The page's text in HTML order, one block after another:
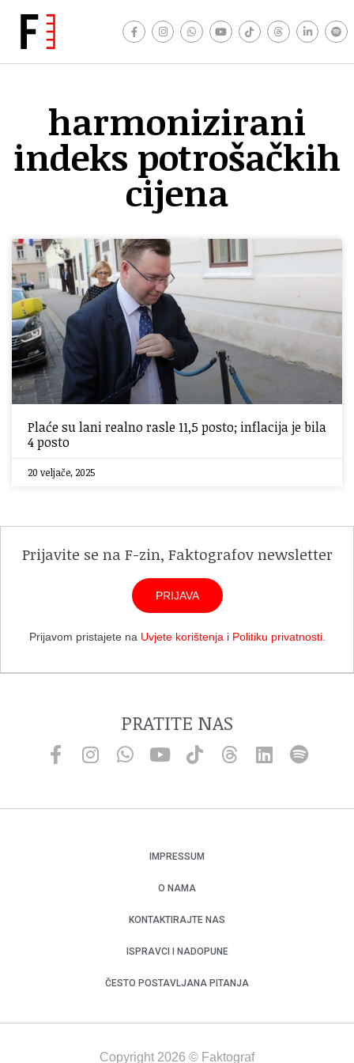
harmonizirani
indeks potrošačkih
cijena
Plaće su lani realno rasle 11,5 posto; inflacija je bila
4 posto
20 veljače, 2025
Prijavite se na F-zin, Faktografov newsletter
PRIJAVA
Prijavom pristajete na Uvjete korištenja i Politiku privatnosti.
PRATITE NAS
IMPRESSUM
O NAMA
KONTAKTIRAJTE NAS
ISPRAVCI I NADOPUNE
ČESTO POSTAVLJANA PITANJA
Copyright 2026 © Faktograf